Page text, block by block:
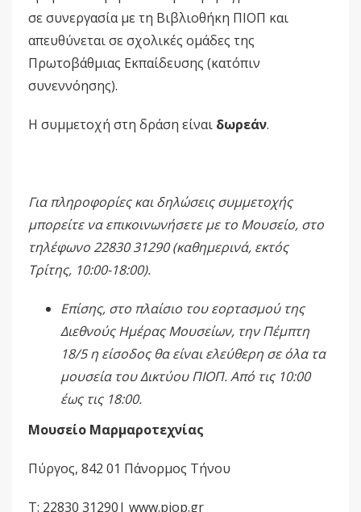
σε συνεργασία με τη Βιβλιοθήκη ΠΙΟΠ και
απευθύνεται σε σχολικές ομάδες της
Πρωτοβάθμιας Εκπαίδευσης (κατόπιν
συνεννόησης).
Η συμμετοχή στη δράση είναι δωρεάν.
Για πληροφορίες και δηλώσεις συμμετοχής
μπορείτε να επικοινωνήσετε με το Μουσείο, στο
τηλέφωνο 22830 31290 (καθημερινά, εκτός
Τρίτης, 10:00-18:00).
Επίσης, στο πλαίσιο του εορτασμού της
Διεθνούς Ημέρας Μουσείων, την Πέμπτη
18/5 η είσοδος θα είναι ελεύθερη σε όλα τα
μουσεία του Δικτύου ΠΙΟΠ. Από τις 10:00
έως τις 18:00.
Μουσείο Μαρμαροτεχνίας
Πύργος, 842 01 Πάνορμος Τήνου
Τ: 22830 31290| www.piop.gr